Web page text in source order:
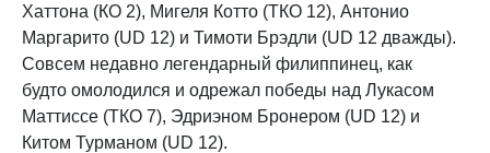
Хаттона (КО 2), Мигеля Котто (ТКО 12), Антонио
Маргарито (UD 12) и Тимоти Брэдли (UD 12 дважды).
Совсем недавно легендарный филиппинец, как
будто омолодился и одрежал победы над Лукасом
Маттиссе (ТКО 7), Эдриэном Бронером (UD 12) и
Китом Турманом (UD 12).